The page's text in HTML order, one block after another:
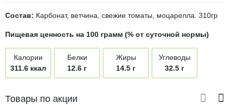
Состав: Карбонат, ветчина, свежие томаты, моцарелла. 310гр
Пищевая ценность на 100 грамм (% от суточной нормы)
Калории
311.6 ккал
Белки
12.6 г
Жиры
14.5 г
Углеводы
32.5 г
Товары по акции